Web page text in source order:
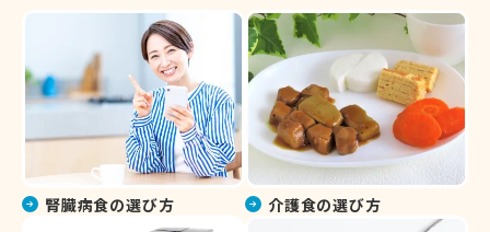
腎臓病食の選び方 介護食の選び方